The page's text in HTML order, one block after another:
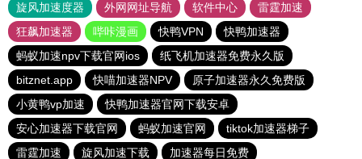
旋风加速度器
外网网址导航 软件中心
雷霆加速
狂飙加速器
哔咔漫画 快鸭VPN
快鸭加速器
蚂蚁加速npv下载官网ios
纸飞机加速器免费永久版
bitznet.app
快喵加速器NPV
原子加速器永久免费版
小黄鸭vp加速
快鸭加速器官网下载安卓
安心加速器下载官网
蚂蚁加速官网
tiktok加速器梯子
雷霆加速
旋风加速下载 加速器每日免费